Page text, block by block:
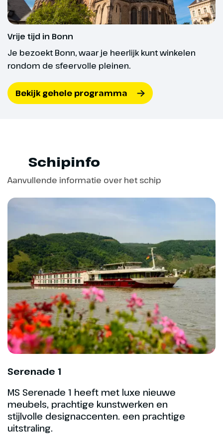
Vrije tijd in Bonn
Je bezoekt Bonn, waar je heerlijk kunt winkelen
rondom de sfeervolle pleinen.
Bekijk gehele programma
universitaire stad van formaat.
Bezoek het geboortehuis van
Beethoven, wandel door de
autovrije winkelstraten of ontdek
een van de vele musea. Rond
lunchtijd vervolgen we de reis
stroomopwaarts. Het landschap
verandert langzaam: de oevers
leggen we aan in Boppard, een
door kronkelende straatjes kunt
slenteren of de lokale Riesling
Hoogtepunt
De statige muziekstad
Bonn
Dag 4
Schipinfo
Aanvullende informatie over het schip
Serenade 1
MS Serenade 1 heeft met luxe nieuwe
meubels, prachtige kunstwerken en
stijlvolle designaccenten. een prachtige
uitstraling.
reizigers is het aantal toegestane rollators en
rolstoelen beperkt. Voor het meenemen of huren
wanneer je bij boeking hebt aangegeven dat je een
inklapbare rollator of rolstoel wilt meenemen én dit
schriftelijk door ons is bevestigd, mag deze mee